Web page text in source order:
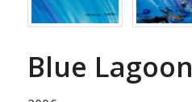
Blue Lagoon